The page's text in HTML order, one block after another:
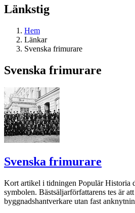
Länkstig
Hem
Länkar
Svenska frimurare
Svenska frimurare
Svenska frimurare
Kort artikel i tidningen Populär Historia
symbolen. Bästsäljarförfattarens tes är
byggnadshantverkare utan fast